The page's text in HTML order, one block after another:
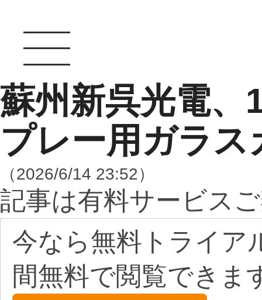
蘇州新呉光電、
プレー用ガラ
（2026/6/14 23:52）
記事は有料サービス
今なら無料トライア
間無料で閲覧できま